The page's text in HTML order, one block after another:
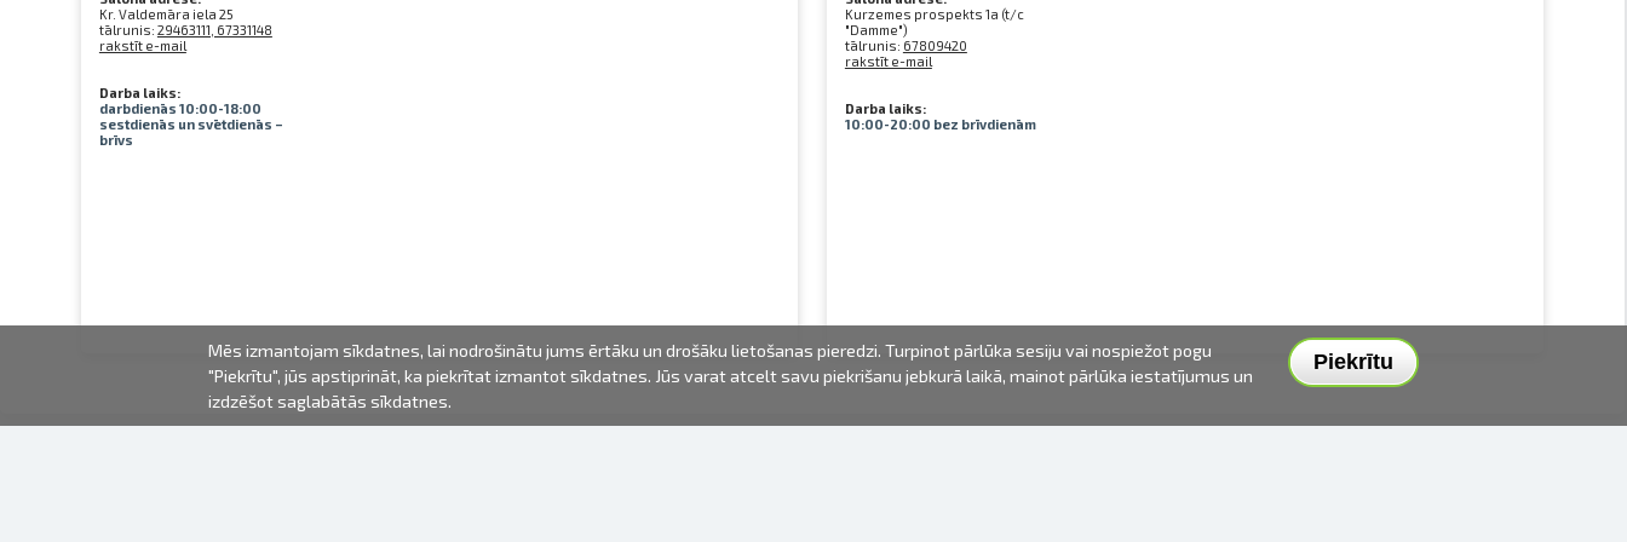
Kr. Valdemāra iela 25
tālrunis: 29463111, 67331148
rakstīt e-mail
Darba laiks:
darbdienās 10:00-18:00
sestdienās un svētdienās –
brīvs
Kurzemes prospekts 1a (t/c
"Damme")
tālrunis: 67809420
rakstīt e-mail
Darba laiks:
10:00-20:00 bez brīvdienām
Piekrītu
Mēs izmantojam sīkdatnes, lai nodrošinātu jums ērtāku un drošāku lietošanas pieredzi. Turpinot pārlūka sesiju vai nospiežot pogu
"Piekrītu", jūs apstiprināt, ka piekrītat izmantot sīkdatnes. Jūs varat atcelt savu piekrišanu jebkurā laikā, mainot pārlūka iestatījumus un
izdzēšot saglabātās sīkdatnes.